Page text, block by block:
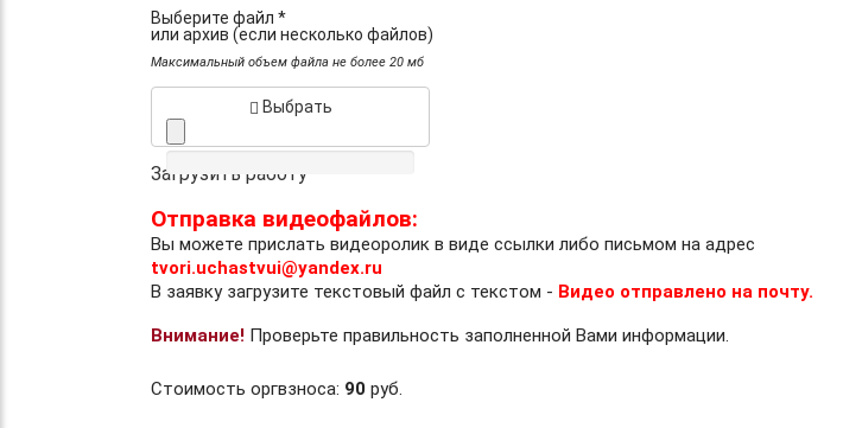
Выберите файл *
или архив (если несколько файлов)
Максимальный объем файла не более 20 мб
Выбрать
Загрузить работу
Отправка видеофайлов:
Вы можете прислать видеоролик в виде ссылки либо письмом на адрес
tvori.uchastvui@yandex.ru
В заявку загрузите текстовый файл с текстом - Видео отправлено на почту.
Внимание! Проверьте правильность заполненной Вами информации.
Стоимость оргвзноса: 90 руб.